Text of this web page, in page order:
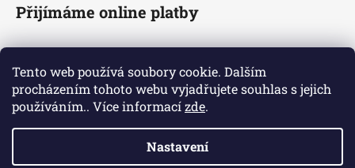
Tento web používá soubory cookie. Dalším
procházením tohoto webu vyjadřujete souhlas s jejich
používáním.. Více informacízde.
Nastavení
Přijímáme online platby